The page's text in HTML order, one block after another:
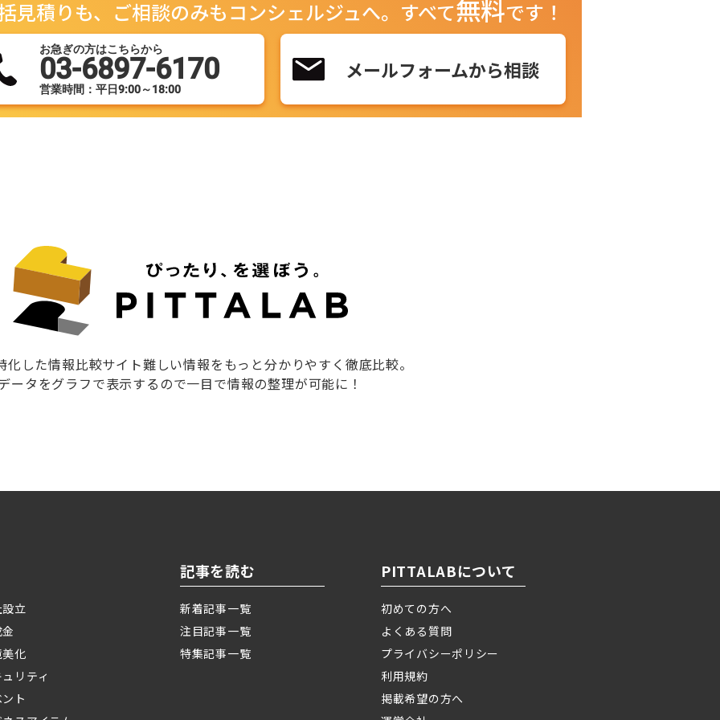
見積りも、ご相談のみもコンシェルジュへ。 すべて無料です！
お急ぎの方はこちらから
03-6897-6170
営業時間：平日9:00～18:00
メールフォームから相談
した情報比較サイト難しい情報をもっと分かりやすく徹底比較。
ータをグラフで表示するので一目で情報の整理が可能に！
立
化
リティ
ト
記事を読む
新着記事一覧
注目記事一覧
特集記事一覧
PITTALABについて
初めての方へ
よくある質問
プライバシーポリシー
利用規約
掲載希望の方へ